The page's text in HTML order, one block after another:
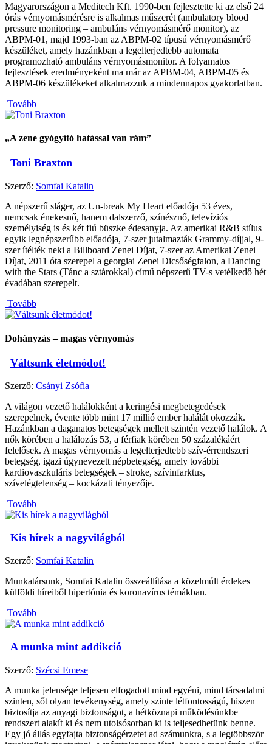
Magyarországon a Meditech Kft. 1990-ben fejlesztette ki az első 24
órás vérnyomásmérésre is alkalmas műszerét (ambulatory blood
pressure monitoring – ambuláns vérnyomásmérő monitor), az
ABPM-01, majd 1993-ban az ABPM-02 típusú vérnyomásmérő
készüléket, amely hazánkban a legelterjedtebb automata
programozható ambuláns vérnyomásmonitor. A folyamatos
fejlesztések eredményeként ma már az APBM-04, ABPM-05 és
ABPM-06 készülékeket alkalmazzuk a mindennapos gyakorlatban.
Tovább
„A zene gyógyító hatással van rám”
Toni Braxton
Szerző: Somfai Katalin
A népszerű sláger, az Un-break My Heart előadója 53 éves,
nemcsak énekesnő, hanem dalszerző, színésznő, televíziós
személyiség is és két fiú büszke édesanyja. Az amerikai R&B stílus
egyik legnépszerűbb előadója, 7-szer jutalmazták Grammy-díjjal, 9-
szer ítélték neki a Billboard Zenei Díjat, 7-szer az Amerikai Zenei
Díjat, 2011 óta szerepel a georgiai Zenei Dicsőségfalon, a Dancing
with the Stars (Tánc a sztárokkal) című népszerű TV-s vetélkedő hét
évadában szerepelt.
Tovább
Dohányzás – magas vérnyomás
Váltsunk életmódot!
Szerző: Csányi Zsófia
A világon vezető halálokként a keringési megbetegedések
szerepelnek, évente több mint 17 millió ember halálát okozzák.
Hazánkban a daganatos betegségek mellett szintén vezető halálok. A
nők körében a halálozás 53, a férfiak körében 50 százalékáért
felelősek. A magas vérnyomás a legelterjedtebb szív-érrendszeri
betegség, igazi úgynevezett népbetegség, amely további
kardiovaszkuláris betegségek – stroke, szívinfarktus,
szívelégtelenség – kockázati tényezője.
Tovább
Kis hírek a nagyvilágból
Szerző: Somfai Katalin
Munkatársunk, Somfai Katalin összeállítása a közelmúlt érdekes
külföldi híreiből hipertónia és koronavírus témákban.
Tovább
A munka mint addikció
Szerző: Szécsi Emese
A munka jelensége teljesen elfogadott mind egyéni, mind társadalmi
szinten, sőt olyan tevékenység, amely szinte létfontosságú, hiszen
biztosítja az anyagi biztonságot, a hétköznapi működésünkbe
rendszert alakít ki és nem utolsósorban ki is teljesedhetünk benne.
Egy jó állás egyfajta biztonságérzetet ad számunkra, s a legtöbbször